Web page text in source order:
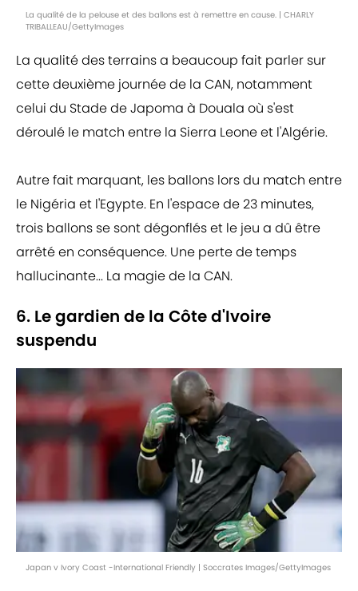
La qualité de la pelouse et des ballons est à remettre en cause. | CHARLY
TRIBALLEAU/GettyImages
La qualité des terrains a beaucoup fait parler sur
cette deuxième journée de la CAN, notamment
celui du Stade de Japoma à Douala où s'est
déroulé le match entre la Sierra Leone et l'Algérie.
Autre fait marquant, les ballons lors du match entre
le Nigéria et l'Egypte. En l'espace de 23 minutes,
trois ballons se sont dégonflés et le jeu a dû être
arrêté en conséquence. Une perte de temps
hallucinante... La magie de la CAN.
6. Le gardien de la Côte d'Ivoire
suspendu
Japan v Ivory Coast -International Friendly | Soccrates Images/GettyImages